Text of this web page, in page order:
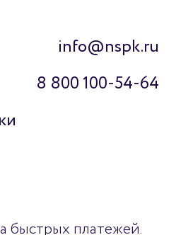
info@nspk.ru
8 800 100-54-64
быстрых платежей.